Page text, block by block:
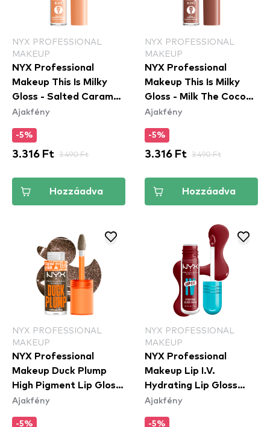
NYX PROFESSIONAL
MAKEUP
NYX Professional
Makeup This Is Milky
Gloss - Salted Caramel
Shake (TIMG18) -
Ajakfény
-5%
3.316 Ft 3.490 Ft
Hozzáadva
NYX PROFESSIONAL
MAKEUP
NYX Professional
Makeup This Is Milky
Gloss - Milk The Coco
(TIMG20) - szájfény
Ajakfény
-5%
3.316 Ft 3.490 Ft
Hozzáadva
NYX PROFESSIONAL
MAKEUP
NYX Professional
Makeup Duck Plump
High Pigment Lip Gloss
- 21 Onyx-Pected
Ajakfény
-5%
NYX PROFESSIONAL
MAKEUP
NYX Professional
Makeup Lip I.V.
Hydrating Lip Gloss
Stain - 13 Cranberry
Ajakfény
-5%